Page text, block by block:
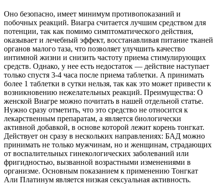
Оно безопасно, имеет минимум противопоказаний и
побочных реакций. Виагра считается лучшим средством для
потенции, так как помимо симптоматического действия,
оказывает и лечебный эффект, восстанавливая питание тканей
органов малого таза, что позволяет улучшить качество
интимной жизни и снизить частоту приема стимулирующих
средств. Однако, у нее есть недостаток — действие наступает
только спустя 3-4 часа после приема таблетки. А принимать
более 1 таблетки в сутки нельзя, так как это может привести к
возникновению нежелательных реакций. Преимущества: О
женской Виагре можно почитать в нашей отдельной статье.
Нужно сразу отметить, что это средство не относится к
лекарственным препаратам, а является биологически
активной добавкой, в основе которой лежит корень тонгкат.
Действует он сразу в нескольких направлениях: БАД можно
принимать не только мужчинам, но и женщинам, страдающих
от воспалительных гинекологических заболеваний или
фригидностью, вызванной возрастными изменениями в
организме. Основным показанием к применению Тонгкат
Али Платинум является низкая сексуальная активность.